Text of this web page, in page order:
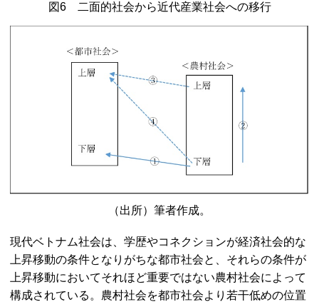
図6 二面的社会から近代産業社会への移行
（出所）筆者作成。
現代ベトナム社会は、学歴やコネクションが経済社会的な
上昇移動の条件となりがちな都市社会と、それらの条件が
上昇移動においてそれほど重要ではない農村社会によって
構成されている。農村社会を都市社会より若干低めの位置